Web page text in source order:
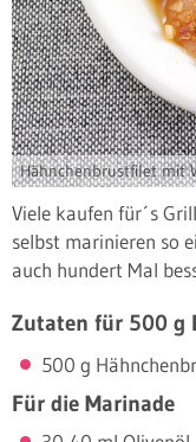
Viele kaufen für´s
selbst marinieren so
auch hundert Mal
Zutaten für 500 g
500 g
Für die Marinade